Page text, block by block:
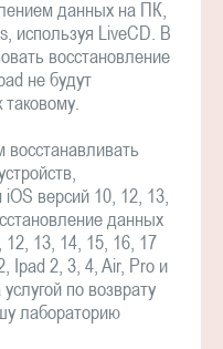
данных на ПК,
используя LiveCD. В
восстановление
не будут
таковому.
восстанавливать
версий 10, 12, 13,
данных
12, 13, 14, 15, 16, 17
Ipad 2, 3, 4, Air, Pro и
по возврату
лабораторию